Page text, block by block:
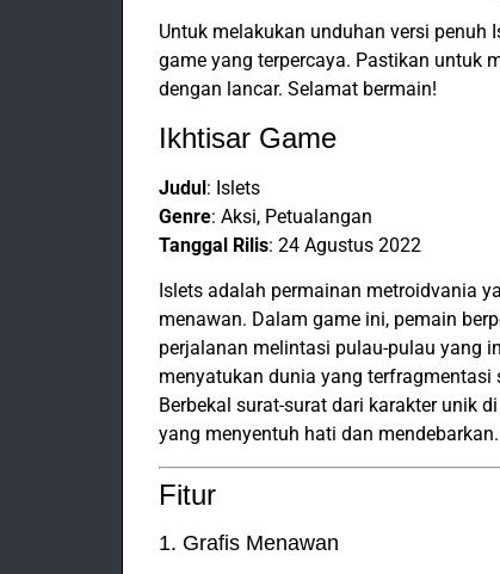
Untuk melakukan unduhan versi
game yang terpercaya. Pastikan untuk
dengan lancar. Selamat bermain!
Ikhtisar Game
Judul: Islets
Genre: Aksi, Petualangan
Tanggal Rilis: 24 Agustus 2022
Islets adalah permainan metroidvania
menawan. Dalam game ini, pemain
perjalanan melintasi pulau-pulau yang
menyatukan dunia yang
Berbekal surat-surat dari karakter unik
yang menyentuh hati dan mendebarkan.
Fitur
1. Grafis Menawan